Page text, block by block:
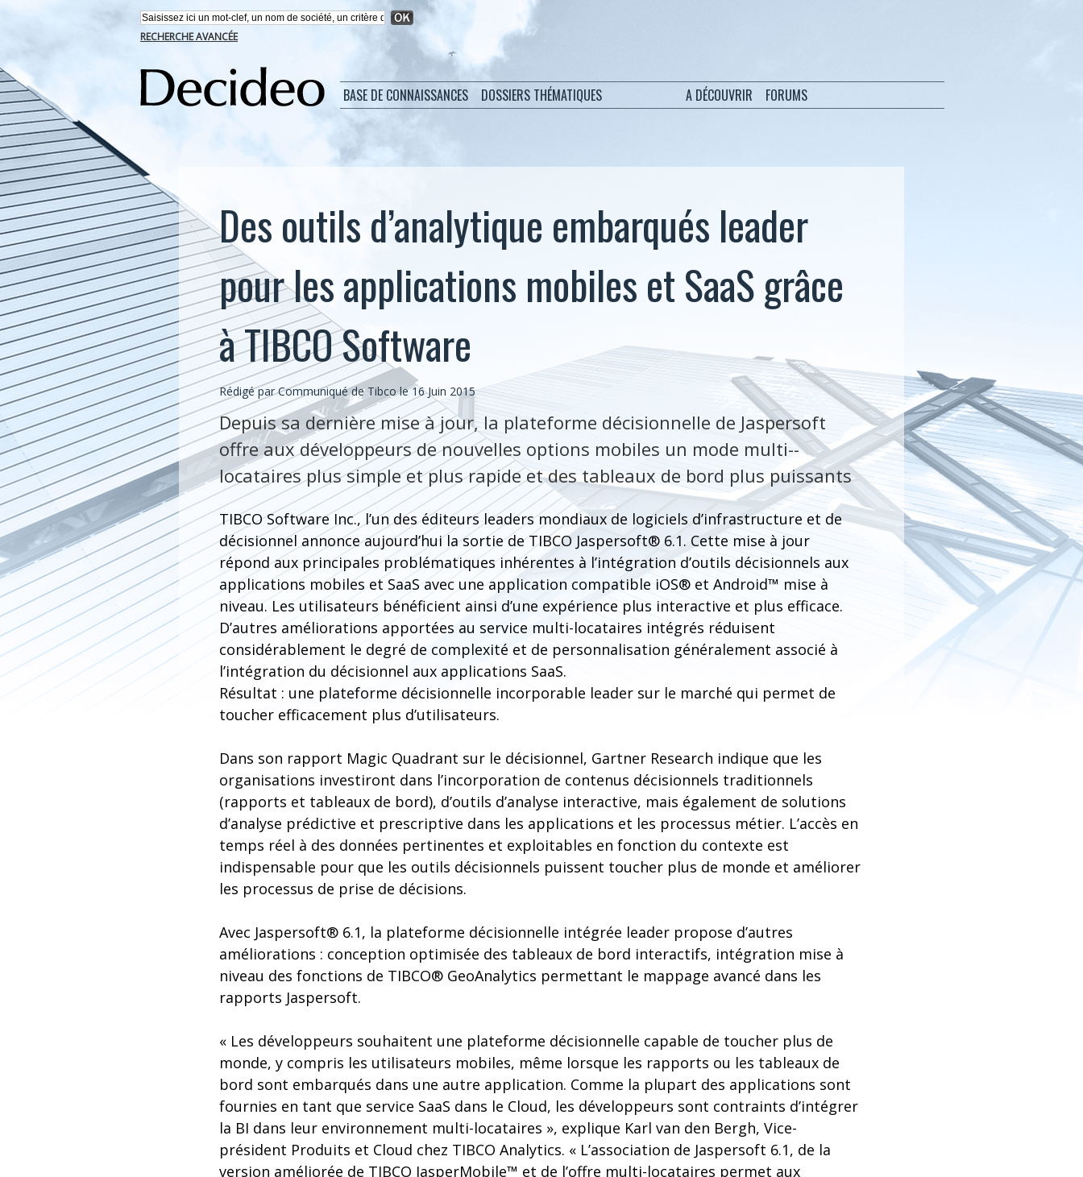
RECHERCHE AVANCÉE
BASE DE CONNAISSANCES DOSSIERS THÉMATIQUES A DÉCOUVRIR FORUMS
Des outils d’analytique embarqués leader
pour les applications mobiles et SaaS grâce
à TIBCO Software
Rédigé par Communiqué de Tibco le 16 Juin 2015
Depuis sa dernière mise à jour, la plateforme décisionnelle de Jaspersoft
offre aux développeurs de nouvelles options mobiles un mode multi--
locataires plus simple et plus rapide et des tableaux de bord plus puissants
TIBCO Software Inc., l’un des éditeurs leaders mondiaux de logiciels d’infrastructure et de
décisionnel annonce aujourd’hui la sortie de TIBCO Jaspersoft® 6.1. Cette mise à jour
répond aux principales problématiques inhérentes à l’intégration d’outils décisionnels aux
applications mobiles et SaaS avec une application compatible iOS® et Android™ mise à
niveau. Les utilisateurs bénéficient ainsi d’une expérience plus interactive et plus efficace.
D’autres améliorations apportées au service multi-locataires intégrés réduisent
considérablement le degré de complexité et de personnalisation généralement associé à
l’intégration du décisionnel aux applications SaaS.
Résultat : une plateforme décisionnelle incorporable leader sur le marché qui permet de
toucher efficacement plus d’utilisateurs.
Dans son rapport Magic Quadrant sur le décisionnel, Gartner Research indique que les
organisations investiront dans l’incorporation de contenus décisionnels traditionnels
(rapports et tableaux de bord), d’outils d’analyse interactive, mais également de solutions
d’analyse prédictive et prescriptive dans les applications et les processus métier. L’accès en
temps réel à des données pertinentes et exploitables en fonction du contexte est
indispensable pour que les outils décisionnels puissent toucher plus de monde et améliorer
les processus de prise de décisions.
Avec Jaspersoft® 6.1, la plateforme décisionnelle intégrée leader propose d’autres
améliorations : conception optimisée des tableaux de bord interactifs, intégration mise à
niveau des fonctions de TIBCO® GeoAnalytics permettant le mappage avancé dans les
rapports Jaspersoft.
« Les développeurs souhaitent une plateforme décisionnelle capable de toucher plus de
monde, y compris les utilisateurs mobiles, même lorsque les rapports ou les tableaux de
bord sont embarqués dans une autre application. Comme la plupart des applications sont
fournies en tant que service SaaS dans le Cloud, les développeurs sont contraints d’intégrer
la BI dans leur environnement multi-locataires », explique Karl van den Bergh, Vice-
président Produits et Cloud chez TIBCO Analytics. « L’association de Jaspersoft 6.1, de la
version améliorée de TIBCO JasperMobile™ et de l’offre multi-locataires permet aux